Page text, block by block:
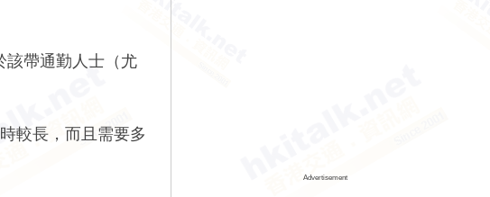
該帶通勤人士（尤
較長，而且需要多
Advertisement